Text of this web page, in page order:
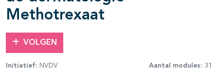
Methotrexaat
VOLGEN
Initiatief: NVDV Aantal modules: 31